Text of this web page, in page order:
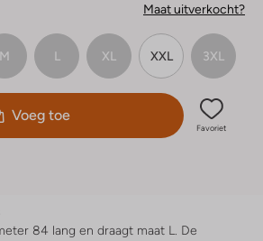
Maat uitverkocht?
M L XL XXL 3XL
Voeg toe
Favoriet
84 lang en draagt maat L. De